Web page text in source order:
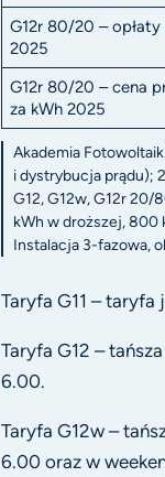
G12r 80/20 – opłaty
2025
G12r 80/20 – cena
za kWh 2025
Akademia
i dystrybucja prądu);
G12, G12w, G12r 20/
kWh w droższej, 800
Instalacja 3-fazowa,
Taryfa G11 –
Taryfa G12 –
6.00.
Taryfa G12w –
6.00 oraz w